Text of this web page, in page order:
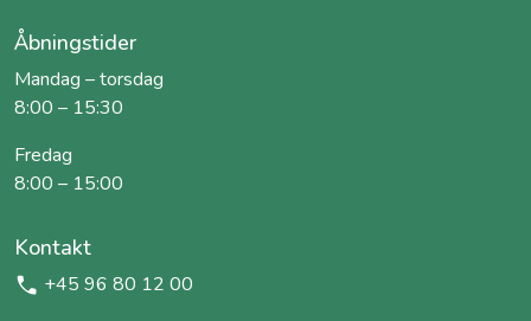
Åbningstider
Mandag – torsdag
8:00 – 15:30
Fredag
8:00 – 15:00
Kontakt
+45 96 80 12 00